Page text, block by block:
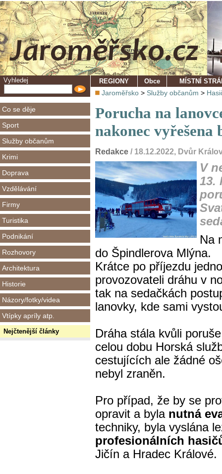
Vyhledej
Co se děje
Sport
Služby občanům
Krimi
Doprava
Vzdělávání
Firmy
Turistika
Podnikání
Rozhovory
Architektura
Historie
Názory/fotky/videa
Vtípky apríly atp.
Nejčtenější články
REGIONY Obce MÍSTNÍ
Jaroměřsko > Služby občanům >
Porucha na
nakonec vyřešena
Redakce / 18.12.2022, Dvůr
V
13.
Na
do Špindlerova Mlýna.
Krátce po příjezdu
provozovateli dráhu v
tak na sedačkách
lanovky, kde sami
Dráha stála kvůli
celou dobu Horská
cestujících ale žádné
nebyl zraněn.
Pro případ, že by se
opravit a byla nutná
techniky, byla vyslána
profesionálních
Jičín a Hradec Králové.